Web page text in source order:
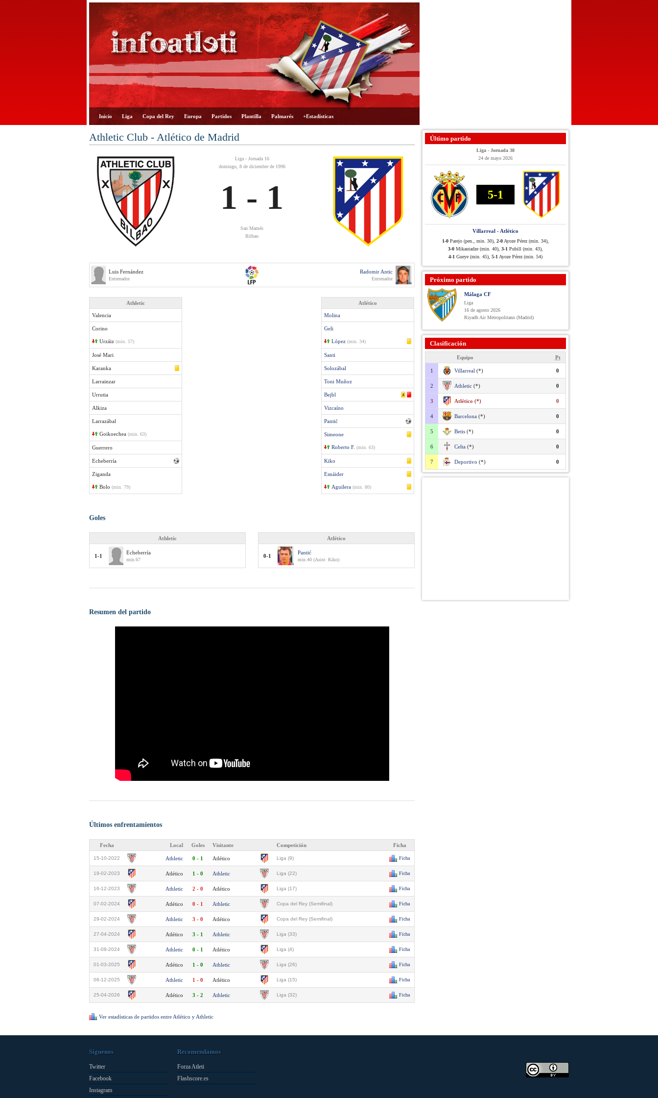
Inicio Liga Copa del Rey Europa Partidos Plantilla Palmarés +Estadísticas
Athletic Club - Atlético de Madrid
Liga - Jornada 16
domingo, 8 de diciembre de 1996
1 - 1
San Mamés
Bilbao
Luis Fernández
Entrenador
Radomir Antic
Entrenador
Athletic
Valencia
Corino
Urzáiz (min. 57)
José Mari
Karanka
Larrainzar
Urrutia
Alkiza
Larrazábal
Goikoechea (min. 63)
Guerrero
Echeberría
Ziganda
Bolo (min. 79)
Atlético
Molina
Geli
López (min. 34)
Santi
Solozábal
Toni Muñoz
Bejbl
Vizcaíno
Pantić
Simeone
Roberto F. (min. 63)
Kiko
Esnáider
Aguilera (min. 80)
Goles
Athletic
1-1
Echeberría
min.67
Atlético
0-1
Pantić
min.40 (Asist: Kiko)
Resumen del partido
Últimos enfrentamientos
Fecha Local Goles Visitante Competición Ficha
15-10-2022 Athletic 0 - 1 Atlético Liga (9) Ficha
19-02-2023 Atlético 1 - 0 Athletic Liga (22) Ficha
16-12-2023 Athletic 2 - 0 Atlético Liga (17) Ficha
07-02-2024 Atlético 0 - 1 Athletic Copa del Rey (Semifinal) Ficha
29-02-2024 Athletic 3 - 0 Atlético Copa del Rey (Semifinal) Ficha
27-04-2024 Atlético 3 - 1 Athletic Liga (33) Ficha
31-08-2024 Athletic 0 - 1 Atlético Liga (4) Ficha
01-03-2025 Atlético 1 - 0 Athletic Liga (26) Ficha
06-12-2025 Athletic 1 - 0 Atlético Liga (15) Ficha
25-04-2026 Atlético 3 - 2 Athletic Liga (32) Ficha
Ver estadísticas de partidos entre Atlético y Athletic
Último partido
Liga - Jornada 38
24 de mayo 2026
5-1
Villarreal - Atlético
1-0 Parejo (pen., min. 30), 2-0 Ayoze Pérez (min. 34),
3-0 Mikautadze (min. 40), 3-1 Pubill (min. 43),
4-1 Gueye (min. 45), 5-1 Ayoze Pérez (min. 54)
Próximo partido
Málaga CF
Liga
16 de agosto 2026
Riyadh Air Metropolitano (Madrid)
Clasificación
Equipo Pt
1 Villarreal (*) 0
2 Athletic (*) 0
3 Atlético (*) 0
4 Barcelona (*) 0
5 Betis (*) 0
6 Celta (*) 0
7 Deportivo (*) 0
Síguenos
Twitter
Facebook
Instagram
Recomendamos
Forza Atleti
Flashscore.es